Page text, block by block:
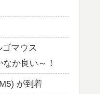
マウス
か良い～！
が到着